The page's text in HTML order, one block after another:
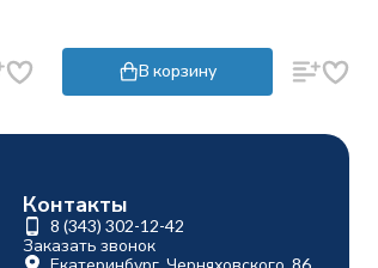
В корзину
Контакты
8 (343) 302-12-42
Заказать звонок
Екатеринбург, Черняховского, 86